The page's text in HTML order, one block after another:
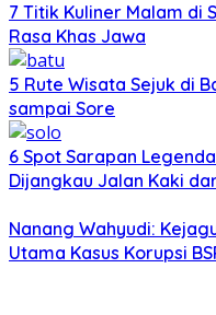
7 Titik Kuliner Malam di
Rasa Khas Jawa
5 Rute Wisata Sejuk di
sampai Sore
6 Spot Sarapan
Dijangkau Jalan Kaki
Nanang Wahyudi:
Utama Kasus Korupsi